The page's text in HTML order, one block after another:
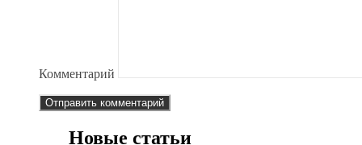
Комментарий
Новые статьи